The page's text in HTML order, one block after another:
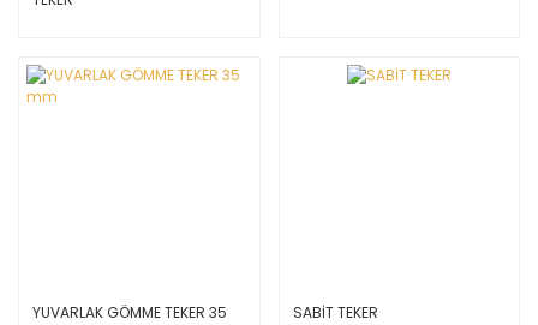
YUVARLAK GÖMME TEKER 35
SABİT TEKER